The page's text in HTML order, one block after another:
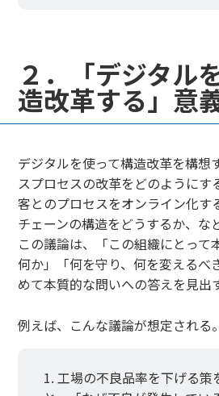
２．「デジタル
造改革する」意
デジタルを使って構造改革を構想
スプロセスの改革をどのようにす
客とのプロセスをオンライン化す
チェーンの構造をどうするか、な
この議論は、「この組織にとって
何か」「何を守り、何を変えるべ
めて本質的な問いへの答えを見出
例えば、こんな議論が想定される。
工場の不良品率を下げる策